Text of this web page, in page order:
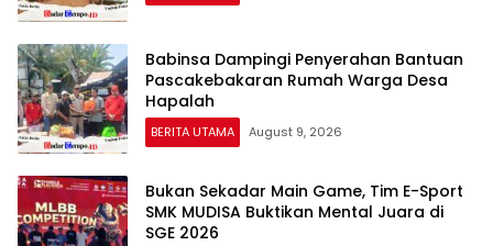
Babinsa Dampingi Penyerahan Bantuan
Pascakebakaran Rumah Warga Desa
Hapalah
BERITA UTAMA August 9, 2026
Bukan Sekadar Main Game, Tim E-Sport
SMK MUDISA Buktikan Mental Juara di
SGE 2026